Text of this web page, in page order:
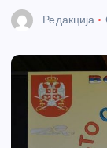
Редакција